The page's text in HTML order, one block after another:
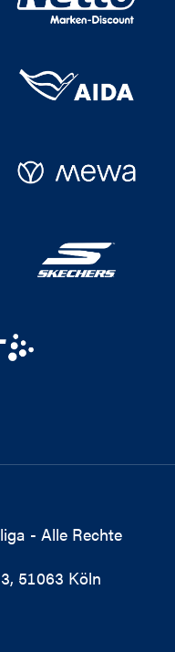
- Alle Rechte
51063 Köln